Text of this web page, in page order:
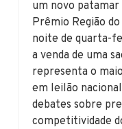
um novo patamar
Prêmio Região
noite de quarta-
a venda de uma
representa o
em leilão
debates sobre
competitividade